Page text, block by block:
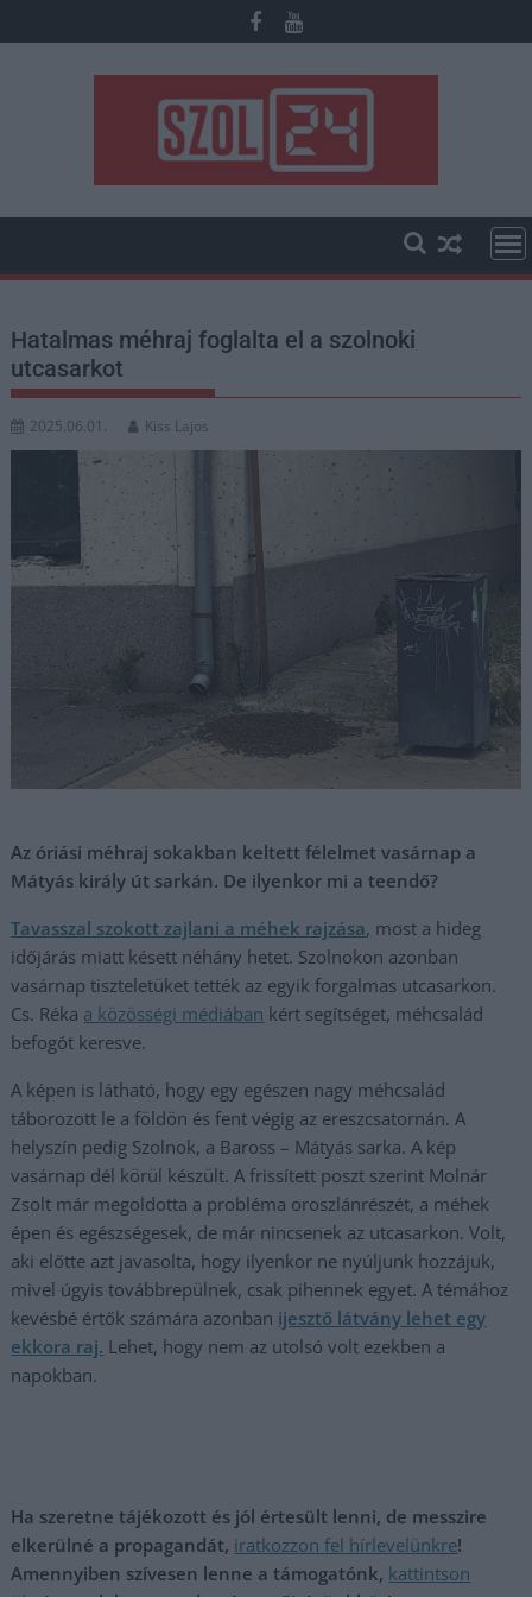
to
Hatalmas méhraj foglalta el a szolnoki
utcasarkot
2025.06.01. Kiss Lajos
Az óriási méhraj sokakban keltett félelmet vasárnap a
Mátyás király út sarkán. De ilyenkor mi a teendő?
Tavasszal szokott zajlani a méhek rajzása, most a hideg
időjárás miatt késett néhány hetet. Szolnokon azonban
vasárnap tiszteletüket tették az egyik forgalmas utcasarkon.
Cs. Réka a közösségi médiában kért segítséget, méhcsalád
befogót keresve.
A képen is látható, hogy egy egészen nagy méhcsalád
táborozott le a földön és fent végig az ereszcsatornán. A
helyszín pedig Szolnok, a Baross – Mátyás sarka. A kép
vasárnap dél körül készült. A frissített poszt szerint Molnár
Zsolt már megoldotta a probléma oroszlánrészét, a méhek
épen és egészségesek, de már nincsenek az utcasarkon. Volt,
aki előtte azt javasolta, hogy ilyenkor ne nyúljunk hozzájuk,
mivel úgyis továbbrepülnek, csak pihennek egyet. A témához
kevésbé értők számára azonban ijesztő látvány lehet egy
ekkora raj. Lehet, hogy nem az utolsó volt ezekben a
napokban.
Ha szeretne tájékozott és jól értesült lenni, de messzire
elkerülné a propagandát, iratkozzon fel hírlevelünkre!
Amennyiben szívesen lenne a támogatónk, kattintson